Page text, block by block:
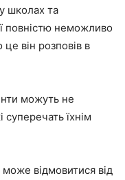
школах та
повністю неможливо
це він розповів в
можуть не
їхнім
відмовитися від